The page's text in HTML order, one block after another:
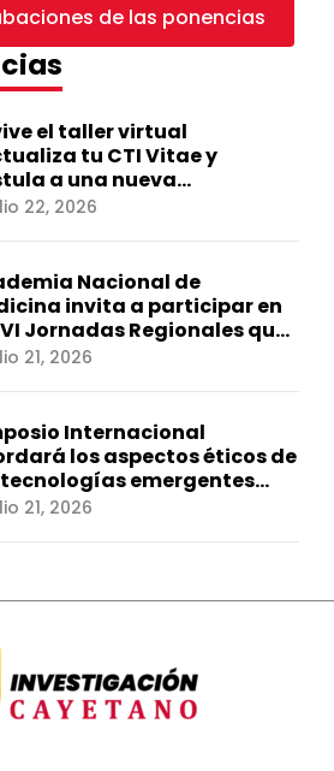
de las ponencias
el taller virtual
tu CTI Vitae y
a una nueva
Renacyt»
22, 2026
Nacional de
invita a participar en
Jornadas Regionales que
en Ica
21, 2026
Internacional
los aspectos éticos de
emergentes
el control de
21, 2026